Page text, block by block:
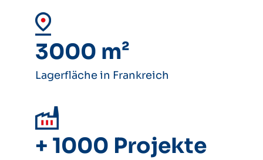
3000 m²
Lagerfläche in Frankreich
+ 1000 Projekte